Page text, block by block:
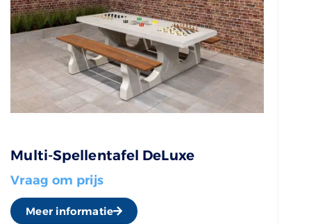
Multi-Spellentafel DeLuxe
Vraag om prijs
Meer informatie